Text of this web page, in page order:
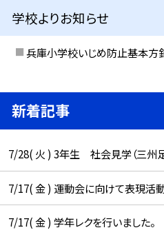
学校よりお知らせ
兵庫小学校いじめ防止基本方
新着記事
7/28( 火 ) 3年生 社会見学（三州
7/17( 金 ) 運動会に向けて表現活動
7/17( 金 ) 学年レクを行いました。